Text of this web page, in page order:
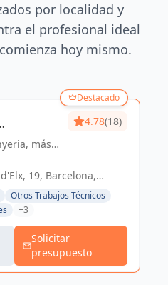
por localidad y
el profesional ideal
hoy mismo.
Destacado
más
con
4.78(18)
19, Barcelona,
Otros Trabajos Técnicos
+3
Solicitar
presupuesto